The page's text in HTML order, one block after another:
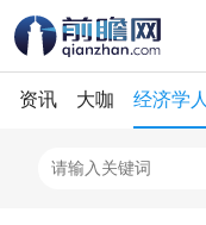
资讯 大咖 经济学人